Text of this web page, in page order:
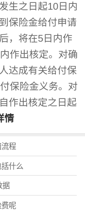
生之日起10日内
保险金给付申请
，将在5日内作
作出核定。对确
达成有关给付保
保险金义务。对
作出核定之日起
情
程
什么
据
呢